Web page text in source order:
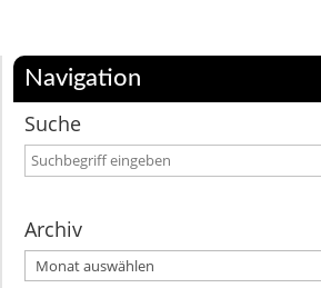
Navigation
Suche
Archiv
Archiv